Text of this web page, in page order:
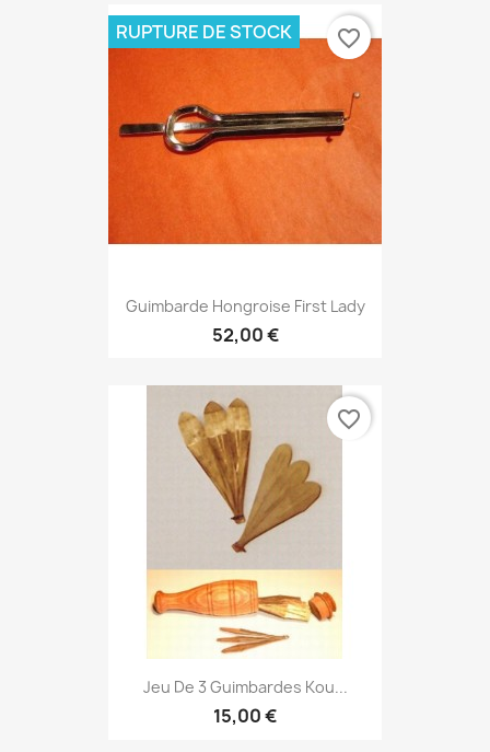
Guimbarde Hongroise First Lady
52,00 €
RUPTURE DE STOCK favorite_border
Jeu De 3 Guimbardes Kou...
15,00 €
favorite_border